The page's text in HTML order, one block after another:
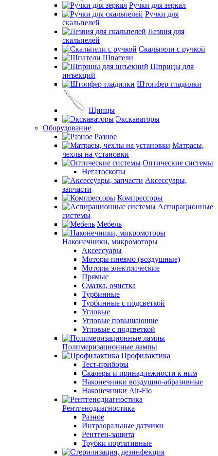
Ручки для зеркал
Ручки для
скальпелей
Лезвия для
скальпелей
Скальпели с ручкой
Шпатели
Шприцы для
инъекций
Штопфер-гладилки
Щипцы
Экскаваторы
Оборудование
Разное
Матрасы,
чехлы на установки
Оптические системы
Негатоскопы
Аксессуары,
запчасти
Компрессоры
Аспирационные
системы
Мебель
Наконечники, микромоторы
Аксессуары
Моторы пневмо (воздушные)
Моторы электрические
Прямые
Смазка, очистка
Турбинные
Турбинные с подсветкой
Угловые
Угловые повышающие
Угловые с подсветкой
Полимеризационные лампы
Профилактика
Тест-приборы
Скалеры и принадлежности к ним
Наконечники воздушно-абразивные
Наконечники Air-Flo
Рентгенодиагностика
Разное
Интраоральные датчики
Рентген-защита
Трубки портативные